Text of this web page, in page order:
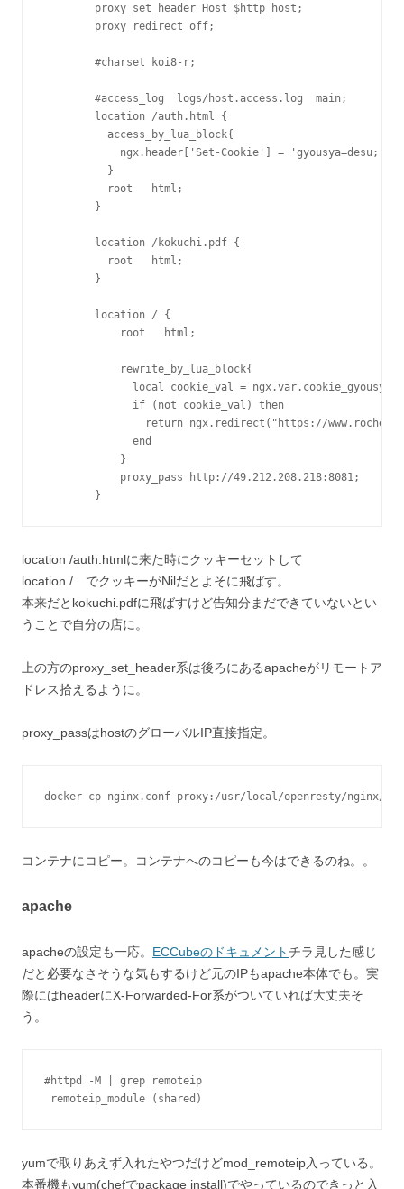
        proxy_set_header Host $http_host;
        proxy_redirect off;
        #charset koi8-r;
        #access_log  logs/host.access.log  main;
        location /auth.html {
          access_by_lua_block{
ngx.header['Set-Cookie'] = 'gyousya=desu;
          }
          root   html;
        }
        location /kokuchi.pdf {
          root   html;
        }
        location / {
            root   html;
            rewrite_by_lua_block{
              local cookie_val = ngx.var.cookie_gyousya
              if (not cookie_val) then
return ngx.redirect("https://
              end
            }
            proxy_pass http://49.212.208.218:8081;
        }
location /auth.htmlに来た時にクッキーセットして
location / でクッキーがNilだとよそに飛ばす。
本来だとkokuchi.pdfに飛ばすけど告知分まだできていないとい
うことで自分の店に。
上の方のproxy_set_header系は後ろにあるapacheがリモートア
ドレス拾えるように。
proxy_passはhostのグローバルIP直接指定。
docker cp nginx.conf proxy:/usr/local/openresty/nginx/
コンテナにコピー。コンテナへのコピーも今はできるのね。。
apache
apacheの設定も一応。 ECCubeのドキュメントチラ見した感じ
だと必要なさそうな気もするけど元のIPもapache本体でも。実
際にはheaderにX-Forwarded-For系がついていれば大丈夫そ
う。
#httpd -M | grep remoteip
yumで取りあえず入れたやつだけどmod_remoteip入っている。
本番機もyum(chefでpackage install)でやっているのできっと入